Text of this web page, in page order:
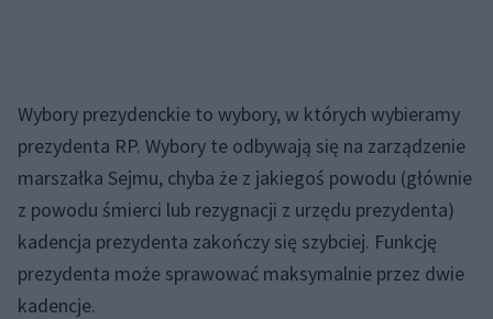
Wybory prezydenckie to wybory, w których wybieramy
prezydenta RP. Wybory te odbywają się na zarządzenie
marszałka Sejmu, chyba że z jakiegoś powodu (głównie
z powodu śmierci lub rezygnacji z urzędu prezydenta)
kadencja prezydenta zakończy się szybciej. Funkcję
prezydenta może sprawować maksymalnie przez dwie
kadencje.